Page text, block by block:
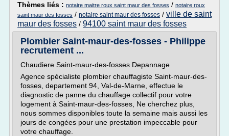
Thèmes liés : notaire maitre roux saint maur des fosses / notaire roux
saint maur des fosses / notaire saint maur des fosses / ville de saint
maur des fosses / 94100 saint maur des fosses
Plombier Saint-maur-des-fosses - Philippe
recrutement ...
Chaudiere Saint-maur-des-fosses Depannage
Agence spécialiste plombier chauffagiste Saint-maur-des-
fosses, departement 94, Val-de-Marne, effectue le
diagnostic de panne du chauffage collectif pour votre
logement à Saint-maur-des-fosses, Ne cherchez plus,
nous sommes disponibles toute la semaine mais aussi les
jours de congées pour une prestation impeccable pour
votre chauffage.